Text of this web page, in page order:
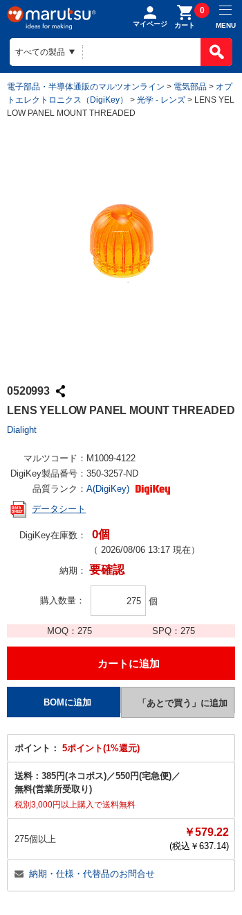
マイページ カート
0
MENU
電子部品・半導体通販のマルツオンライン > 電気部品 > オプ
トエレクトロニクス（DigiKey）
> 光学 - レンズ > LENS YEL
LOW PANEL MOUNT THREADED
0520993
LENS YELLOW PANEL MOUNT THREADED
Dialight
マルツコード： M1009-4122
DigiKey製品番号： 350-3257-ND
品質ランク： A(DigiKey)
データシート
DigiKey在庫数： 0個
（ 2026/08/06 13:17 現在）
納期： 要確認
購入数量 個
MOQ：275 SPQ： 275
ポイント： 5ポイント(1%還元)
送料： 385円(ネコポス)／550円(宅急便)／
無料(営業所受取り)
税別3,000円以上購入で送料無料
275個以上
￥579.22
(税込￥ 637.14)
納期・仕様・代替品のお問合せ